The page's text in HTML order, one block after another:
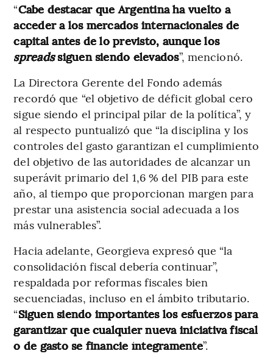
“Cabe destacar que Argentina ha vuelto a
acceder a los mercados internacionales de
capital antes de lo previsto, aunque los
spreadssiguen siendo elevados”, mencionó.
La Directora Gerente del Fondo además
recordó que “el objetivo de déficit global cero
sigue siendo el principal pilar de la política”, y
al respecto puntualizó que “la disciplina y los
controles del gasto garantizan el cumplimiento
del objetivo de las autoridades de alcanzar un
superávit primario del 1,6 % del PIB para este
año, al tiempo que proporcionan margen para
prestar una asistencia social adecuada a los
más vulnerables”.
Hacia adelante, Georgieva expresó que “la
consolidación fiscal debería continuar”,
respaldada por reformas fiscales bien
secuenciadas, incluso en el ámbito tributario.
“Siguen siendo importantes los esfuerzos para
garantizar que cualquier nueva iniciativa fiscal
o de gasto se financie íntegramente”.